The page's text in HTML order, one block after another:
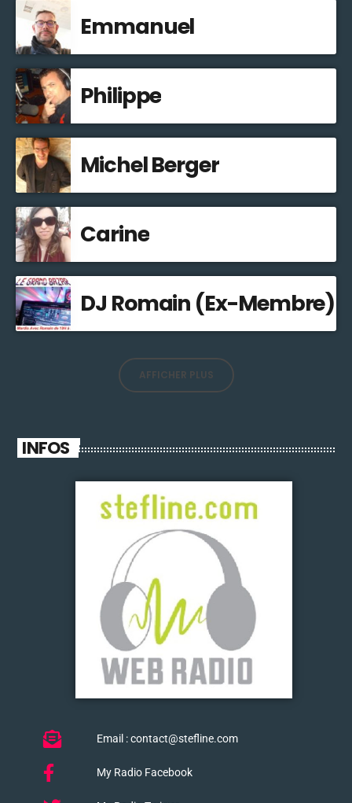
Emmanuel
Philippe
Michel Berger
Carine
DJ Romain (Ex-Membre)
AFFICHER PLUS
INFOS
Email : contact@stefline.com
My Radio Facebook